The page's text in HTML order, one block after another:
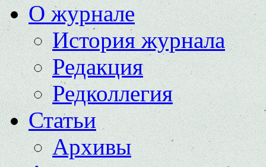
О журнале
История журнала
Редакция
Редколлегия
Статьи
Архивы